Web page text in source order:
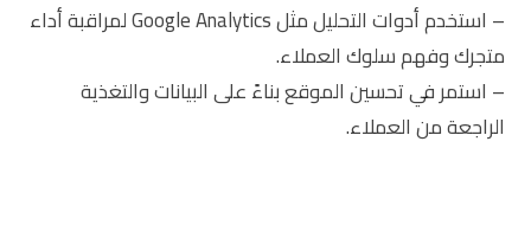
– استخدم أدوات التحليل مثل Google Analytics لمراقبة أداء
متجرك وفهم سلوك العملاء.
– استمر في تحسين الموقع بناءً على البيانات والتغذية
الراجعة من العملاء.